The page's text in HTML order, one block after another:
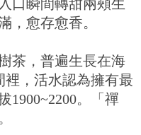
口瞬間轉甜兩頰生
，愈存愈香。
茶，普遍生長在海
裡，活水認為擁有最
1900~2200。「禪